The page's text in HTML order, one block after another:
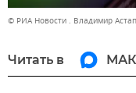
© РИА Новости . Владимир
Читать в